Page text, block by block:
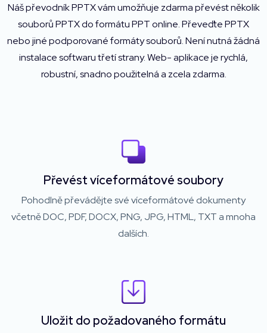
Náš převodník PPTX vám umožňuje zdarma převést několik
souborů PPTX do formátu PPT online. Převeďte PPTX
nebo jiné podporované formáty souborů. Není nutná žádná
instalace softwaru třetí strany. Web- aplikace je rychlá,
robustní, snadno použitelná a zcela zdarma.
Převést víceformátové soubory
Pohodlně převádějte své víceformátové dokumenty
včetně DOC, PDF, DOCX, PNG, JPG, HTML, TXT a mnoha
dalších.
Uložit do požadovaného formátu